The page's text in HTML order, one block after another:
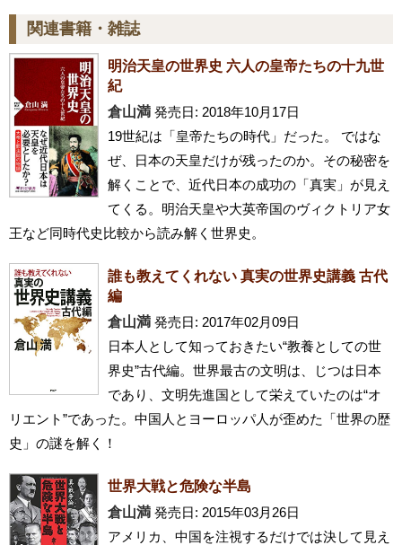
関連書籍・雑誌
明治天皇の世界史 六人の皇帝たちの十九世
紀
倉山満 発売日: 2018年10月17日
19世紀は「皇帝たちの時代」だった。 ではな
ぜ、日本の天皇だけが残ったのか。その秘密を
解くことで、近代日本の成功の「真実」が見え
てくる。明治天皇や大英帝国のヴィクトリア女
王など同時代史比較から読み解く世界史。
誰も教えてくれない 真実の世界史講義 古代
編
倉山満 発売日: 2017年02月09日
日本人として知っておきたい“教養としての世
界史”古代編。世界最古の文明は、じつは日本
であり、文明先進国として栄えていたのは“オ
リエント”であった。中国人とヨーロッパ人が歪めた「世界の歴
史」の謎を解く！
世界大戦と危険な半島
倉山満 発売日: 2015年03月26日
アメリカ、中国を注視するだけでは決して見え